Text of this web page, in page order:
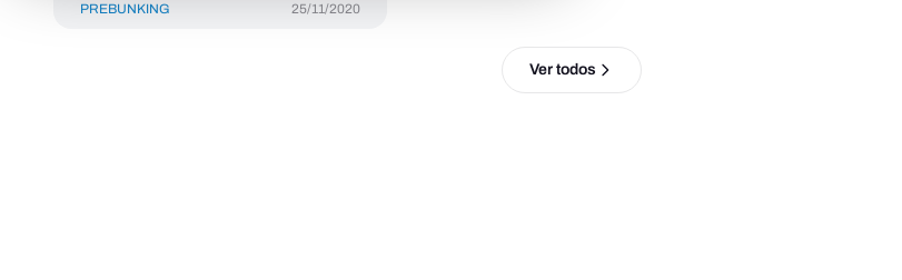
PREBUNKING 25/11/2020
Ver todos